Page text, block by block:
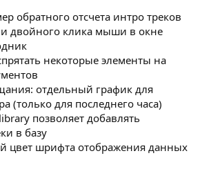
обратного отсчета интро треков
двойного клика мыши в окне
некоторые элементы на
отдельный график для
(только для последнего часа)
позволяет добавлять
в базу
цвет шрифта отображения данных